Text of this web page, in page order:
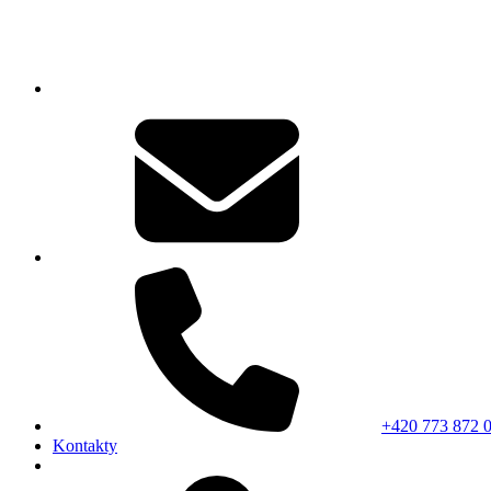
+420 773 872
Kontakty